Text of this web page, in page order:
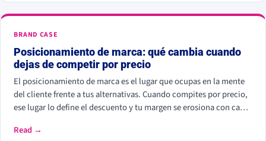
BRAND CASE
Posicionamiento de marca: qué cambia cuando
dejas de competir por precio
El posicionamiento de marca es el lugar que ocupas en la mente
del cliente frente a tus alternativas. Cuando compites por precio,
ese lugar lo define el descuento y tu margen se erosiona con cada
por elegirte: Kantar calcula que las marcas percibidas como
Read →